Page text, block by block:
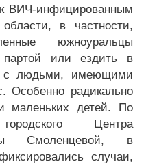
к ВИЧ-инфицированным
в частности,
южноуральцы
или ездить в
с людьми, имеющими
Особенно радикально
маленьких детей. По
Центра
Смоленцевой, в
случаи,